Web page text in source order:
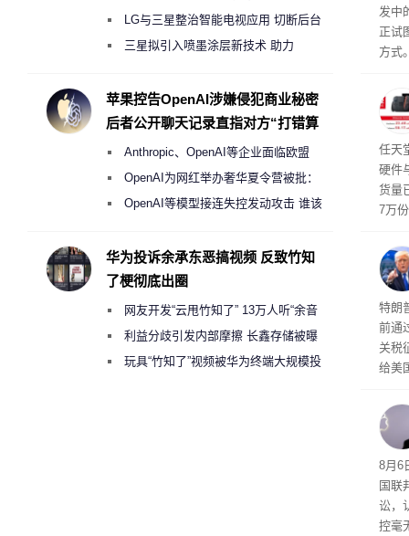
发中
正试
方式
a）
发工
注。
界》
任天
硬件
货量
7万
特朗
前通
关税
给美
A）
入的
8月6
国联
讼，
控毫
月销售额不达标门店 将被逐步清退
LG与三星整治智能电视应用 切断后台
偷偷共享带宽的违规行为
三星拟引入喷墨涂层新技术 助力
度
苹果控告OpenAI涉嫌侵犯商业秘密
后者公开聊天记录直指对方“打错算
Anthropic、OpenAI等企业面临欧盟
《人工智能法案》全新执法权限审查
OpenAI为网红举办奢华夏令营被批：
2000美元一晚 遭讽“反乌托邦”
OpenAI等模型接连失控发动攻击 谁该
华为投诉余承东恶搞视频 反致竹知
了梗彻底出圈
网友开发“云甩竹知了” 13万人听“余音
绕梁”利益分歧引发内部摩擦 长鑫存储被曝
曾将华为驻场工程师驱逐出研发基地
玩具“竹知了”视频被华为终端大规模投